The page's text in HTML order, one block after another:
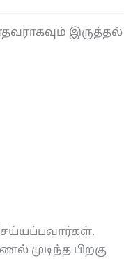
இருத்தல்
முடிந்த பிறகு